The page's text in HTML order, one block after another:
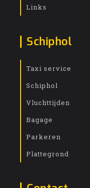
Links
Schiphol
Taxi service
Schiphol
Vluchttijden
Bagage
Parkeren
Plattegrond